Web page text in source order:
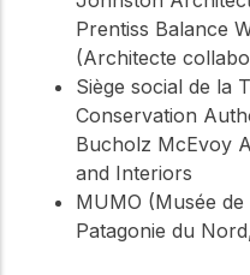
Prentiss Balance
(Architecte
Siège social de la
Conservation
Bucholz McEvoy
and Interiors
MUMO (Musée
Patagonie du